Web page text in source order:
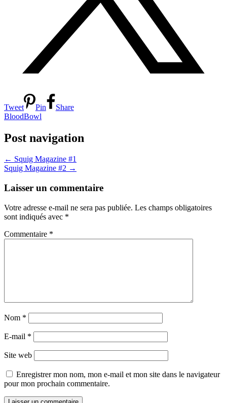
Tweet Pin
Share
BloodBowl
Post navigation
← Squig Magazine #1
Squig Magazine #2 →
Laisser un commentaire
Votre adresse e-mail ne sera pas publiée. Les champs obligatoires
sont indiqués avec *
Commentaire *
Nom *
E-mail *
Site web
Enregistrer mon nom, mon e-mail et mon site dans le navigateur
pour mon prochain commentaire.